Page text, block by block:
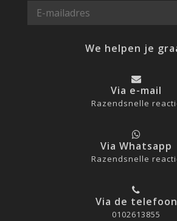
We helpen je
Via e-mail
Razendsnelle
Via Whatsapp
Razendsnelle
Via de telefoon
0102613855